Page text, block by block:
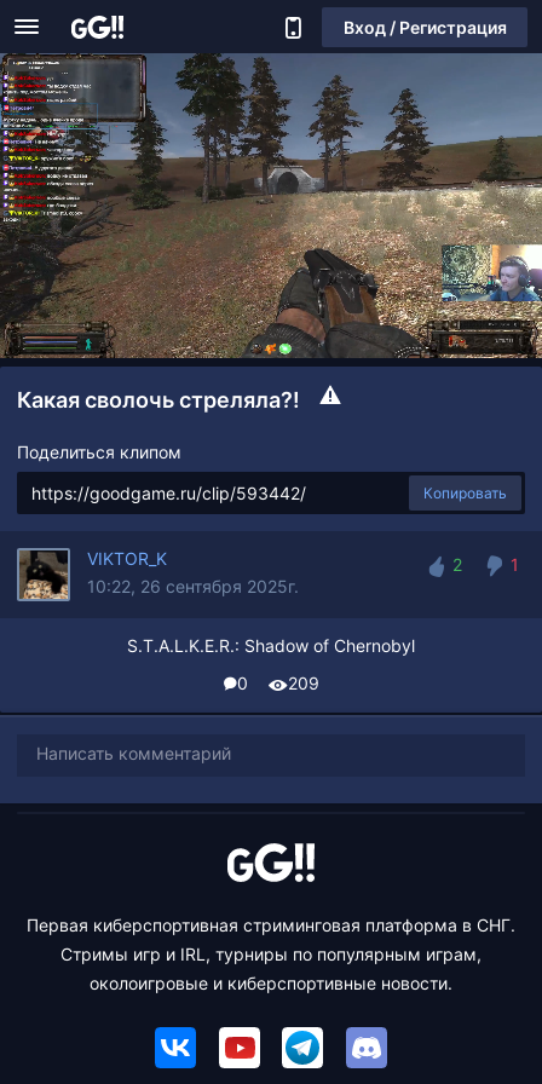
Вход / Регистрация
Какая сволочь стреляла?!
Поделиться клипом
Копировать
VIKTOR_K
10:22, 26 сентября 2025г.
2
1
S.T.A.L.K.E.R.: Shadow of Chernobyl
0
209
Написать комментарий
Первая киберспортивная стриминговая платформа в СНГ.
Стримы игр и IRL, турниры по популярным играм,
околоигровые и киберспортивные новости.